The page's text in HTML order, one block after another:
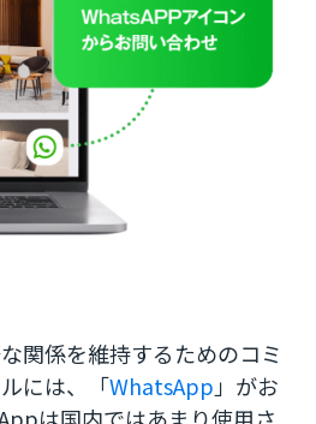
関係を維持するためのコミ
には、「WhatsApp」がお